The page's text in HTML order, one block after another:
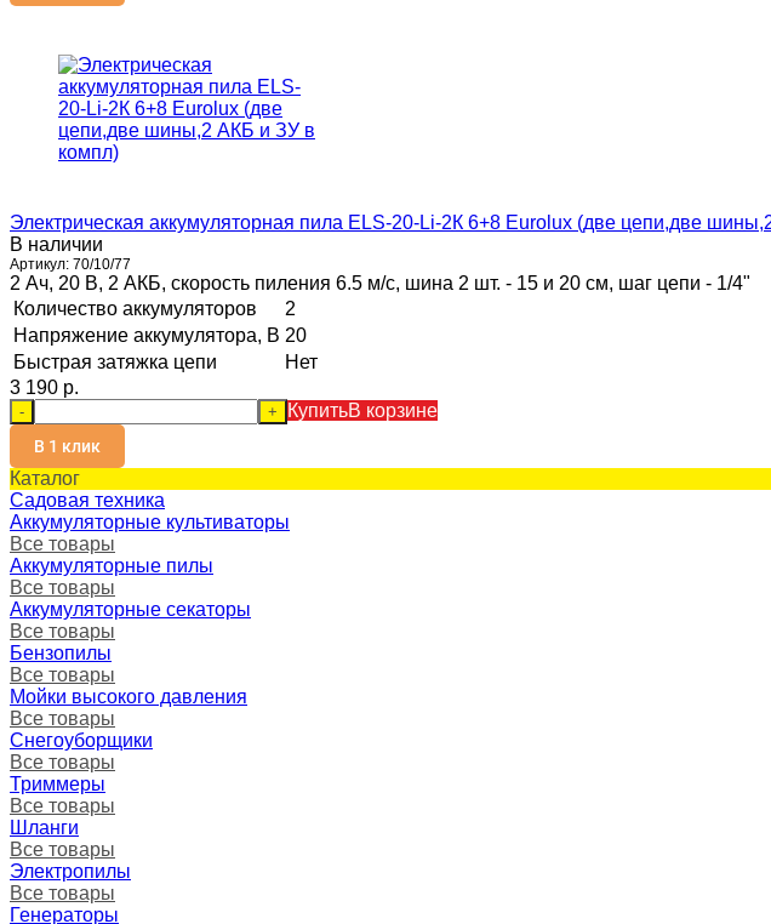
Электрическая аккумуляторная пила ELS-20-Li-2К 6+8 Eurolux (две цепи,две
В наличии
Артикул: 70/10/77
2 Ач, 20 В, 2 АКБ, скорость пиления 6.5 м/с, шина 2 шт. - 15 и 20 см, шаг цепи - 1/4"
Количество аккумуляторов
2
Напряжение аккумулятора, В 20
Быстрая затяжка цепи
Нет
3 190 p.
- + КупитьВ корзине
В 1 клик
Каталог
Садовая техника
Аккумуляторные культиваторы
Все товары
Аккумуляторные пилы
Все товары
Аккумуляторные секаторы
Все товары
Бензопилы
Все товары
Мойки высокого давления
Все товары
Снегоуборщики
Все товары
Триммеры
Все товары
Шланги
Все товары
Электропилы
Все товары
Генераторы